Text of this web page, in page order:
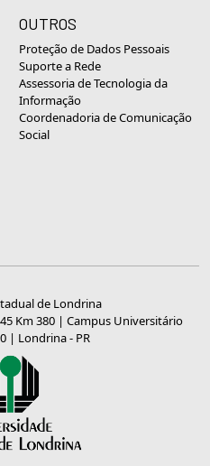
OUTROS
Proteção de Dados Pessoais
Suporte a Rede
Assessoria de Tecnologia da
Informação
Coordenadoria de Comunicação
Social
de Londrina
Km 380 | Campus Universitário
| Londrina - PR